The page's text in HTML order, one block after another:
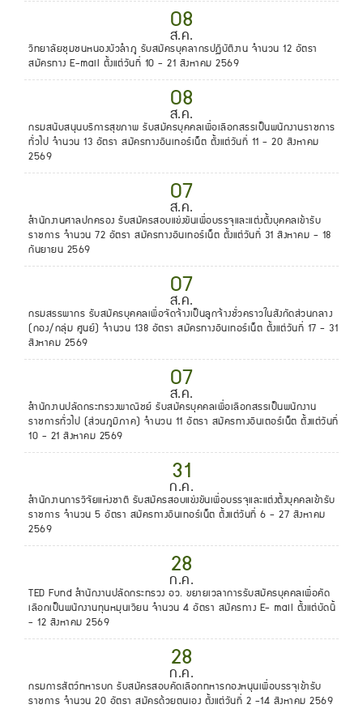
08
ส.ค.
วิทยาลัยชุมชนหนองบัวลำภู รับสมัครบุคลากรปฏิบัติงาน จำนวน 12 อัตรา
สมัครทาง E-mail ตั้งแต่วันที่ 10 - 21 สิงหาคม 2569
08
ส.ค.
กรมสนับสนุนบริการสุขภาพ รับสมัครบุคคลเพื่อเลือกสรรเป็นพนักงานราชการ
ทั่วไป จำนวน 13 อัตรา สมัครทางอินเทอร์เน็ต ตั้งแต่วันที่ 11 - 20 สิงหาคม
2569
07
ส.ค.
สำนักงานศาลปกครอง รับสมัครสอบแข่งขันเพื่อบรรจุและแต่งตั้งบุคคลเข้ารับ
ราชการ จำนวน 72 อัตรา สมัครทางอินเทอร์เน็ต ตั้งแต่วันที่ 31 สิงหาคม - 18
กันยายน 2569
07
ส.ค.
กรมสรรพากร รับสมัครบุคคลเพื่อจัดจ้างเป็นลูกจ้างชั่วคราวในสังกัดส่วนกลาง
(กอง/กลุ่ม ศูนย์) จำนวน 138 อัตรา สมัครทางอินเทอร์เน็ต ตั้งแต่วันที่ 17 - 31
สิงหาคม 2569
07
ส.ค.
สำนักงานปลัดกระทรวงพาณิชย์ รับสมัครบุคคลเพื่อเลือกสรรเป็นพนักงาน
ราชการทั่วไป (ส่วนภูมิภาค) จำนวน 11 อัตรา สมัครทางอินเตอร์เน็ต ตั้งแต่วันที่
10 - 21 สิงหาคม 2569
31
ก.ค.
สำนักงานการวิจัยแห่งชาติ รับสมัครสอบแข่งขันเพื่อบรรจุและแต่งตั้งบุคคลเข้ารับ
ราชการ จำนวน 5 อัตรา สมัครทางอินเทอร์เน็ต ตั้งแต่วันที่ 6 - 27 สิงหาคม
2569
28
ก.ค.
TED Fund สำนักงานปลัดกระทรวง อว. ขยายเวลาการรับสมัครบุคคลเพื่อคัด
เลือกเป็นพนักงานทุนหมุนเวียน จำนวน 4 อัตรา สมัครทาง E- mail ตั้งแต่บัดนี้
- 12 สิงหาคม 2569
28
ก.ค.
กรมการสัตว์ทหารบก รับสมัครสอบคัดเลือกทหารกองหนุนเพื่อบรรจุเข้ารับ
ราชการ จำนวน 20 อัตรา สมัครด้วยตนเอง ตั้งแต่วันที่ 2 -14 สิงหาคม 2569